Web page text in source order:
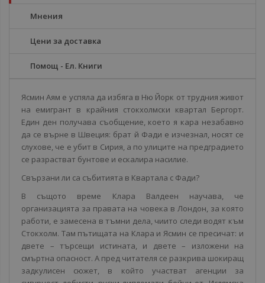
Мнения
Цени за доставка
Помощ - Ел. Книги
Ясмин Аям е успяла да избяга в Ню Йорк от трудния живот
на емигрант в крайния стокхолмски квартал Бергорт.
Един ден получава съобщение, което я кара незабавно
да се върне в Швеция: брат й Фади е изчезнал, носят се
слухове, че е убит в Сирия, а по улиците на предградието
се разрастват бунтове и ескалира насилие.
Свързани ли са събитията в Квартала с Фади?
В същото време Клара Валдеен научава, че
организацията за правата на човека в Лондон, за която
работи, е замесена в тъмни дела, чиито следи водят към
Стокхолм. Там пътищата на Клара и Ясмин се пресичат: и
двете – търсещи истината, и двете – изложени на
смъртна опасност. А пред читателя се разкрива шокиращ
задкулисен сюжет, в който участват агенции за